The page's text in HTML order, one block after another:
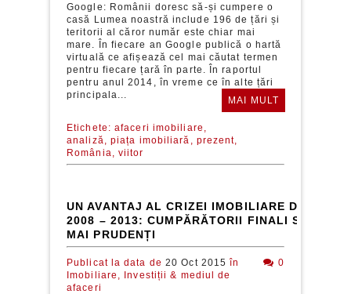
Google: Românii doresc să-și cumpere o
casă Lumea noastră include 196 de țări și
teritorii al căror număr este chiar mai
mare. În fiecare an Google publică o hartă
virtuală ce afișează cel mai căutat termen
pentru fiecare țară în parte. În raportul
pentru anul 2014, în vreme ce în alte țări
principala...
MAI MULT
Etichete: afaceri imobiliare,
analiză,
piața imobiliară,
prezent,
România,
viitor
UN AVANTAJ AL CRIZEI IMOBILIARE DIN
2008 – 2013: CUMPĂRĂTORII FINALI SUNT
MAI PRUDENȚI
Publicat la data de 20 Oct 2015 în
Imobiliare,
Investiții & mediul de
afaceri
0